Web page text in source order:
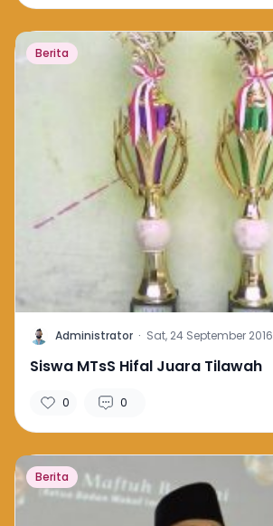
Berita
A Administrator · Sat, 24 September 2016
Siswa MTsS Hifal Juara Tilawah
0 0
Berita